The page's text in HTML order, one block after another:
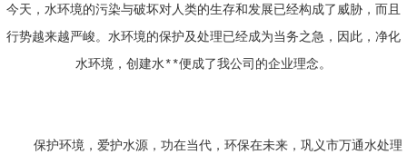
今天，水环境的污染与破坏对人类的生存和发展已经构成了威胁，而且
行势越来越严峻。水环境的保护及处理已经成为当务之急，因此，净化
水环境，创建水**便成了我公司的企业理念。
保护环境，爱护水源，功在当代，环保在未来，巩义市万通水处理